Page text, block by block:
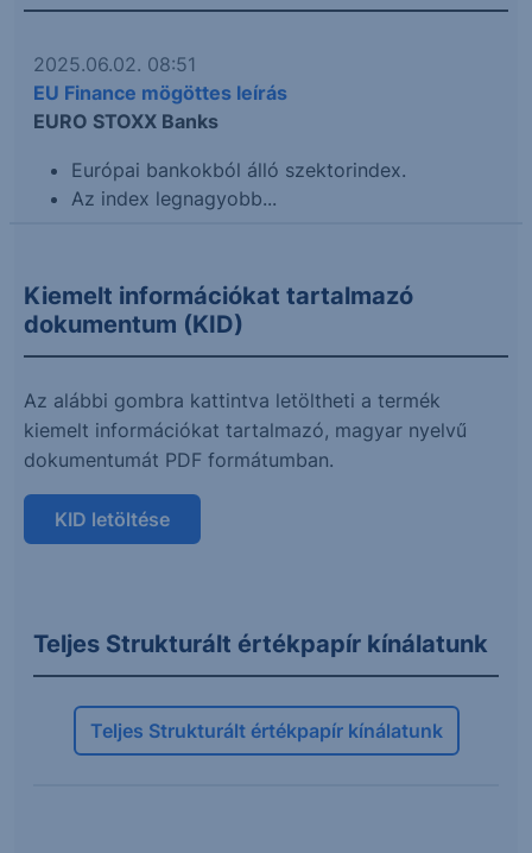
2025.06.02. 08:51
EU Finance mögöttes leírás
EURO STOXX Banks
Európai bankokból álló szektorindex.
Az index legnagyobb...
Kiemelt információkat tartalmazó
dokumentum (KID)
Az alábbi gombra kattintva letöltheti a termék
kiemelt információkat tartalmazó, magyar nyelvű
dokumentumát PDF formátumban.
KID letöltése
Teljes Strukturált értékpapír kínálatunk
Teljes Strukturált értékpapír kínálatunk